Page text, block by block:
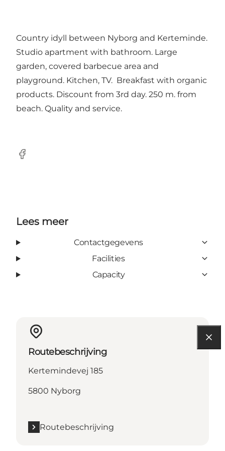
Country idyll between Nyborg and Kerteminde.
Studio apartment with bathroom. Large
garden, covered barbecue area and
playground. Kitchen, TV. Breakfast with organic
products. Discount from 3rd day. 250 m. from
beach. Quality and service.
Facebook
Lees meer
Contactgegevens
Facilities
Capacity
Routebeschrijving
Kertemindevej 185
5800 Nyborg
Routebeschrijving